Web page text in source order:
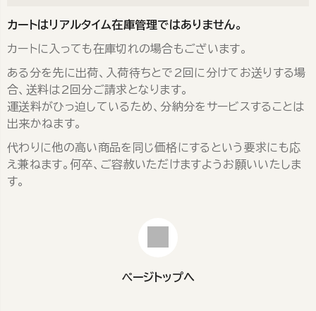
カートはリアルタイム在庫管理ではありません。
カートに入っても在庫切れの場合もございます。
ある分を先に出荷、入荷待ちとで2回に分けてお送りする場
合、送料は2回分ご請求となります。
運送料がひっ迫しているため、分納分をサービスすることは
出来かねます。
代わりに他の高い商品を同じ価格にするという要求にも応
え兼ねます。何卒、ご容赦いただけますようお願いいたしま
す。
ページトップへ